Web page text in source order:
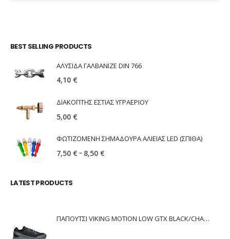
BEST SELLING PRODUCTS
ΑΛΥΣΙΔΑ ΓΑΛΒΑΝΙΖΕ DIN 766
4,10 €
ΔΙΑΚΟΠΤΗΣ ΕΣΤΙΑΣ ΥΓΡΑΕΡΙΟΥ
5,00 €
ΦΩΤΙΖΟΜΕΝΗ ΣΗΜΑΔΟΥΡΑ ΑΛΙΕΙΑΣ LED (ΣΠΙΘΑ)
7,50 € – 8,50 €
LATEST PRODUCTS
ΠΑΠΟΥΤΣΙ VIKING MOTION LOW GTX BLACK/CHARCOAL